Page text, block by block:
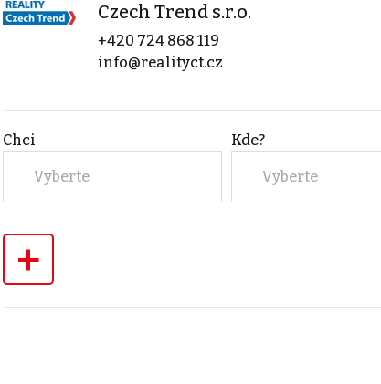
Czech Trend s.r.o.
+420 724 868 119
info@realityct.cz
Chci
Vyberte
Kde?
Vyberte
+